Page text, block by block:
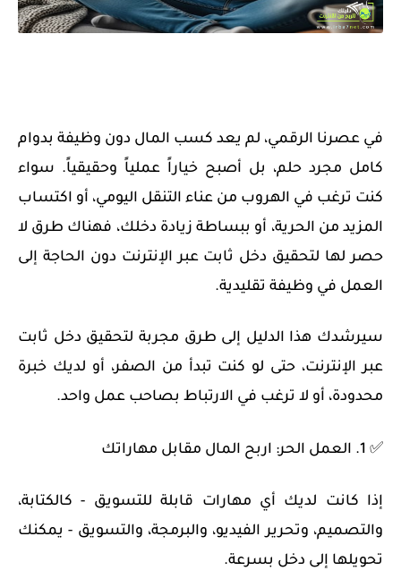
في عصرنا الرقمي، لم يعد كسب المال دون وظيفة بدوام
كامل مجرد حلم، بل أصبح خياراً عملياً وحقيقياً. سواء
كنت ترغب في الهروب من عناء التنقل اليومي، أو اكتساب
المزيد من الحرية، أو ببساطة زيادة دخلك، فهناك طرق لا
حصر لها لتحقيق دخل ثابت عبر الإنترنت دون الحاجة إلى
العمل في وظيفة تقليدية.
سيرشدك هذا الدليل إلى طرق مجربة لتحقيق دخل ثابت
عبر الإنترنت، حتى لو كنت تبدأ من الصفر، أو لديك خبرة
محدودة، أو لا ترغب في الارتباط بصاحب عمل واحد.
✅ 1. العمل الحر: اربح المال مقابل مهاراتك
إذا كانت لديك أي مهارات قابلة للتسويق - كالكتابة،
والتصميم، وتحرير الفيديو، والبرمجة، والتسويق - يمكنك
تحويلها إلى دخل بسرعة.